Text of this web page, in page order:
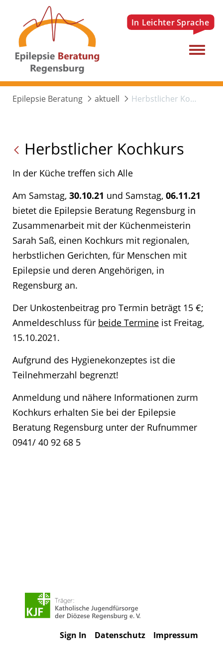
Menu
Epilepsie Beratung aktuell Herbstlicher Kochkurs
Herbstlicher Kochkurs
In der Küche treffen sich Alle
Am Samstag, 30.10.21 und Samstag, 06.11.21
bietet die Epilepsie Beratung Regensburg in
Zusammenarbeit mit der Küchenmeisterin
Sarah Saß, einen Kochkurs mit regionalen,
herbstlichen Gerichten, für Menschen mit
Epilepsie und deren Angehörigen, in
Regensburg an.
Der Unkostenbeitrag pro Termin beträgt 15 €;
Anmeldeschluss für beide Termine ist Freitag,
15.10.2021.
Aufgrund des Hygienekonzeptes ist die
Teilnehmerzahl begrenzt!
Anmeldung und nähere Informationen zurm
Kochkurs erhalten Sie bei der Epilepsie
Beratung Regensburg unter der Rufnummer
0941/ 40 92 68 5
Impressum
Datenschutz
Sign In